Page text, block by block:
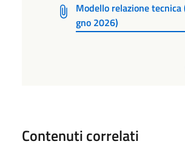
Modello relazione tecnica
gno 2026)
Contenuti correlati